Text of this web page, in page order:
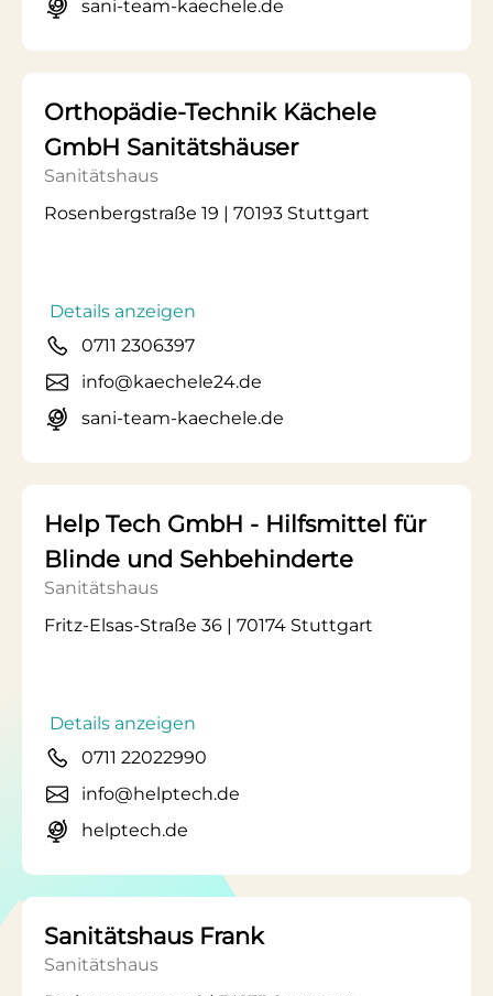
sani-team-kaechele.de
Orthopädie-Technik Kächele
GmbH Sanitätshäuser
Sanitätshaus
Rosenbergstraße 19 | 70193 Stuttgart
Details anzeigen
0711 2306397
info@kaechele24.de
sani-team-kaechele.de
Help Tech GmbH - Hilfsmittel für
Blinde und Sehbehinderte
Sanitätshaus
Fritz-Elsas-Straße 36 | 70174 Stuttgart
Details anzeigen
0711 22022990
info@helptech.de
helptech.de
Sanitätshaus Frank
Sanitätshaus